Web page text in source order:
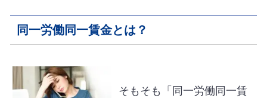
同一労働同一賃金とは？
そもそも「同一労働同一賃